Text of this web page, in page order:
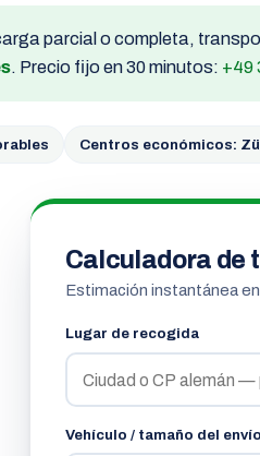
parcial o completa,
. Precio fijo en 30 minutos: +49
Centros económicos:
Calculadora de
Estimación instantánea
Lugar de recogida
Vehículo / tamaño del